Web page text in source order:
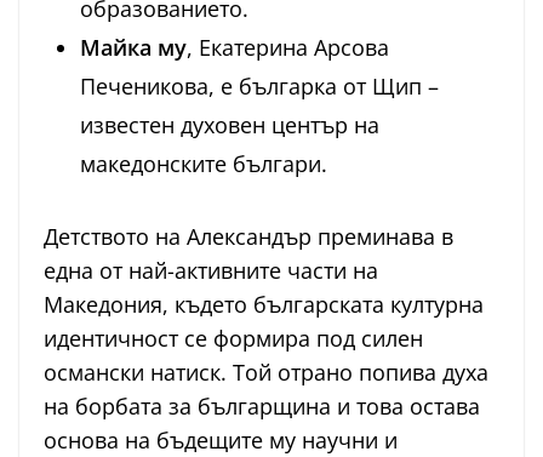
образованието.
Майка му, Екатерина Арсова
Печеникова, е българка от Щип –
известен духовен център на
македонските българи.
Детството на Александър преминава в
една от най-активните части на
Македония, където българската културна
идентичност се формира под силен
османски натиск. Той отрано попива духа
на борбата за българщина и това остава
основа на бъдещите му научни и